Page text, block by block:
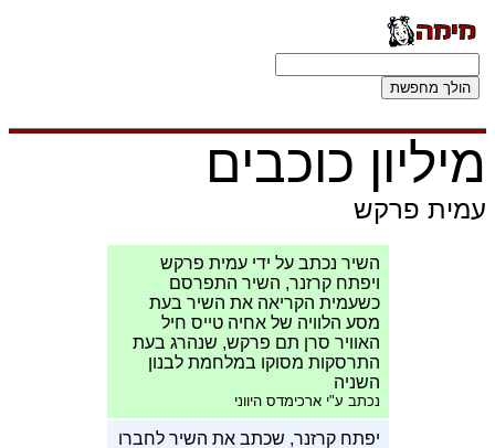
מיליון כוכבים
עמית פרקש
השיר נכתב על ידי עמית פרקש
ויפתח קרזנר, השיר התפרסם
כשעמית הקריאה את השיר בעת
מסע הלוויה של אחיה טייס חיל
האוויר סרן תם פרקש, שנהרג בעת
התרסקות מסוקו במלחמת לבנון
השניה
נכתב ע"י ארכימדס היווני
יפתח קרזנר, שכתב את השיר לחברו